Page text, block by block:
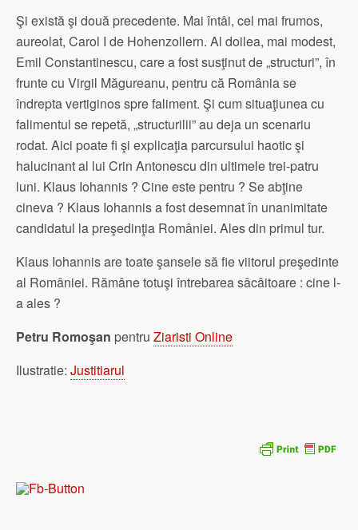
Şi există şi două precedente. Mai întâi, cel mai frumos,
aureolat, Carol I de Hohenzollern. Al doilea, mai modest,
Emil Constantinescu, care a fost susţinut de „structuri”, în
frunte cu Virgil Măgureanu, pentru că România se
îndrepta vertiginos spre faliment. Şi cum situaţiunea cu
falimentul se repetă, „structurilii” au deja un scenariu
rodat. Aici poate fi şi explicaţia parcursului haotic şi
halucinant al lui Crin Antonescu din ultimele trei-patru
luni. Klaus Iohannis ? Cine este pentru ? Se abţine
cineva ? Klaus Iohannis a fost desemnat în unanimitate
candidatul la preşedinţia României. Ales din primul tur.
Klaus Iohannis are toate şansele să fie viitorul preşedinte
al României. Rămâne totuşi întrebarea sâcâitoare : cine l-
a ales ?
Petru Romoşan pentru Ziaristi Online
Ilustratie: Justitiarul